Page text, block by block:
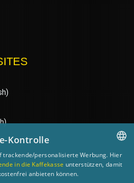
GERMAN
Kontrolle
trackende/personalisierte Werbung. Hier
in die Kaffekasse unterstützen, damit
anbieten können.